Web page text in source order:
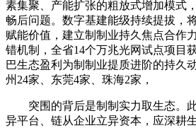
素集聚、产能扩张的粗放式增加模式
畅后问题。数字基建能级持续提拔，
赋能价值，建立制制业持久焦点合作
错机制，全省14个万兆光网试点项目
巴生态盈利为制制业提质进阶的持久
州24家、东莞4家、珠海2家，
突围的背后是制制实力取生态。此
异平台、链从企业立异资本，应深耕